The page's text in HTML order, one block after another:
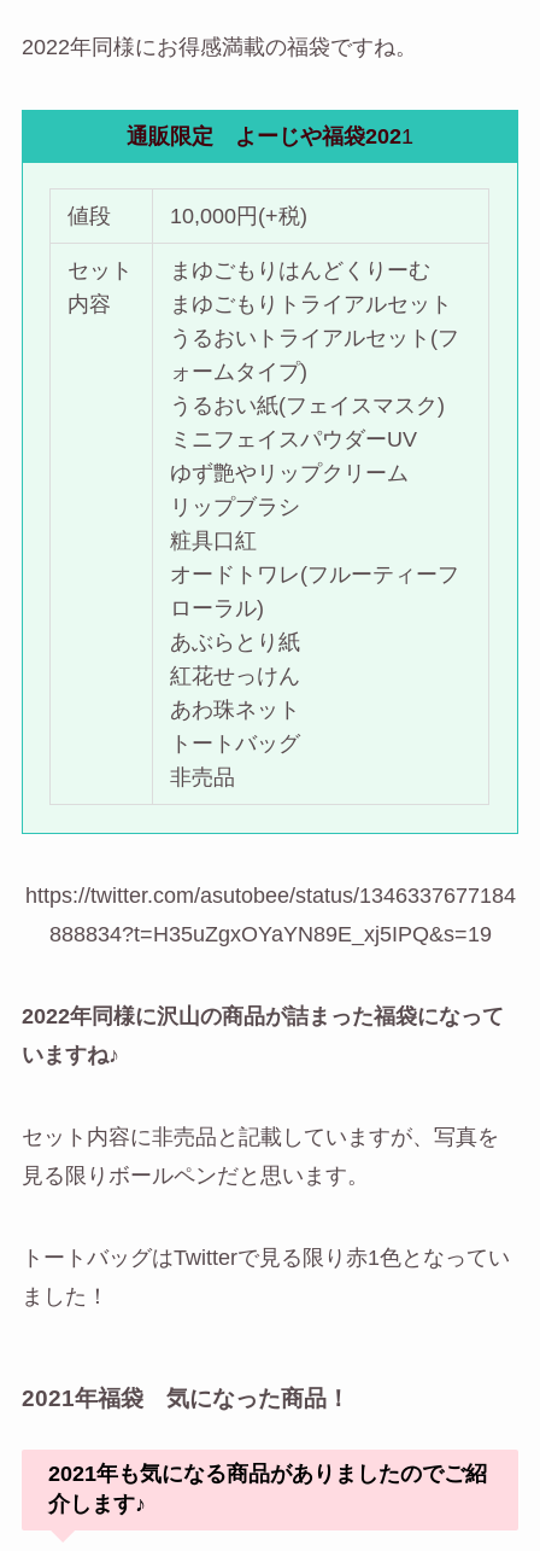
2022年同様にお得感満載の福袋ですね。
通販限定 よーじや福袋2021
値段 10,000円(+税)
セット
内容
まゆごもりはんどくりーむ
まゆごもりトライアルセット
うるおいトライアルセット(フ
ォームタイプ)
うるおい紙(フェイスマスク)
ミニフェイスパウダーUV
ゆず艶やリップクリーム
リップブラシ
粧具口紅
オードトワレ(フルーティーフ
ローラル)
あぶらとり紙
紅花せっけん
あわ珠ネット
トートバッグ
非売品
https://twitter.com/asutobee/status/1346337677184
888834?t=H35uZgxOYaYN89E_xj5IPQ&s=19
2022年同様に沢山の商品が詰まった福袋になって
いますね♪
セット内容に非売品と記載していますが、写真を
見る限りボールペンだと思います。
トートバッグはTwitterで見る限り赤1色となってい
ました！
2021年福袋 気になった商品！
2021年も気になる商品がありましたのでご紹
介します♪